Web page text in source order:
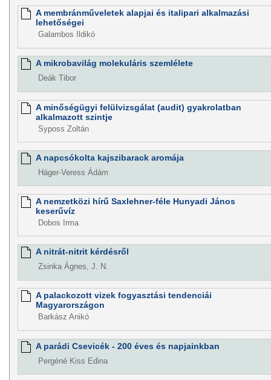
A membránműveletek alapjai és italipari alkalmazási
lehetőségei
Galambos Ildikó
A mikrobavilág molekuláris szemlélete
Deák Tibor
A minőségügyi felülvizsgálat (audit) gyakrolatban
alkalmazott szintje
Syposs Zoltán
A napcsókolta kajszibarack aromája
Háger-Veress Ádám
A nemzetközi hírű Saxlehner-féle Hunyadi János
keserűvíz
Dobos Irma
A nitrát-nitrit kérdésről
Zsinka Ágnes, J. N.
A palackozott vizek fogyasztási tendenciái
Magyarországon
Barkász Anikó
A parádi Csevicék - 200 éves és napjainkban
Pergéné Kiss Edina